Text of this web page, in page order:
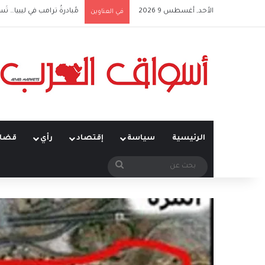
الأحد, أغسطس 9 2026 في العناوين مُبادرةُ ترامب في ليبيا…
الرئيسية سياسة إقتصاد رأي
بحث